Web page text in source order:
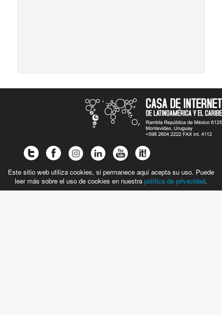
Este sitio web utiliza cookies, si permanece aquí acepta su uso. Puede
leer más sobre el uso de cookies en nuestra política de privacidad.